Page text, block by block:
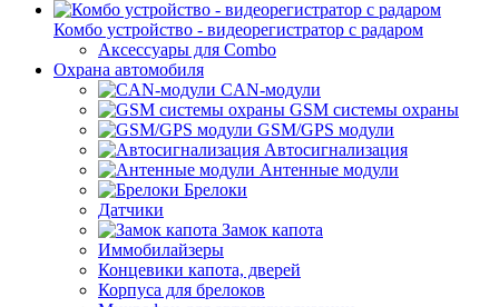
Комбо устройство - видеорегистратор с радаром
Аксессуары для Combo
Охрана автомобиля
CAN-модули
GSM системы охраны
GSM/GPS модули
Автосигнализация
Антенные модули
Брелоки
Датчики
Замок капота
Иммобилайзеры
Концевики капота, дверей
Корпуса для брелоков